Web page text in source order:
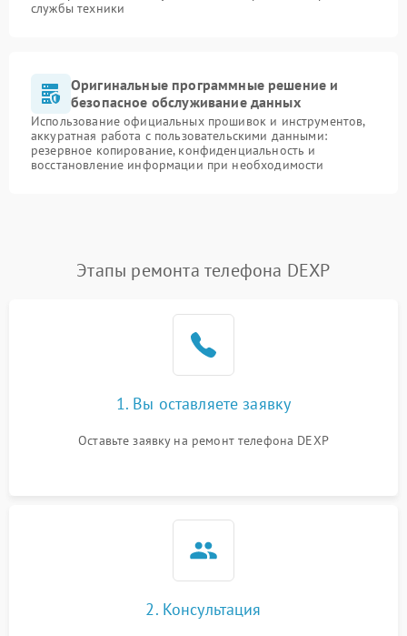
службы техники
Оригинальные программные решение и
безопасное обслуживание данных
Использование официальных прошивок и инструментов,
аккуратная работа с пользовательскими данными:
резервное копирование, конфиденциальность и
восстановление информации при необходимости
Этапы ремонта телефона DEXP
1. Вы оставляете заявку
Оставьте заявку на ремонт телефона DEXP
2. Консультация